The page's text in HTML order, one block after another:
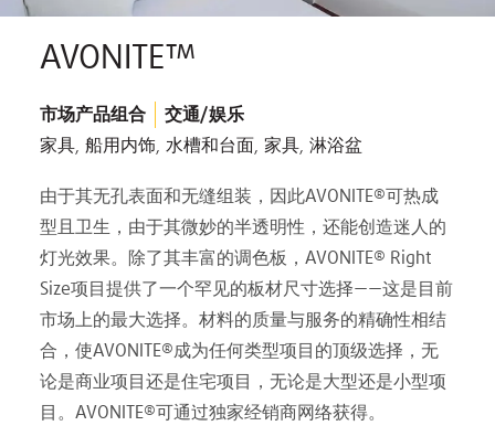
AVONITE™
市场产品组合
交通/娱乐
家具, 船用内饰, 水槽和台面, 家具, 淋浴盆
由于其无孔表面和无缝组装，因此AVONITE®可热成
型且卫生，由于其微妙的半透明性，还能创造迷人的
灯光效果。除了其丰富的调色板，AVONITE® Right
Size项目提供了一个罕见的板材尺寸选择——这是目前
市场上的最大选择。材料的质量与服务的精确性相结
合，使AVONITE®成为任何类型项目的顶级选择，无
论是商业项目还是住宅项目，无论是大型还是小型项
目。AVONITE®可通过独家经销商网络获得。